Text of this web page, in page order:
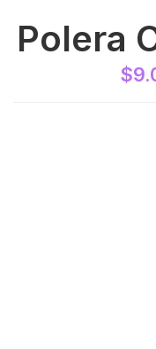
Polera